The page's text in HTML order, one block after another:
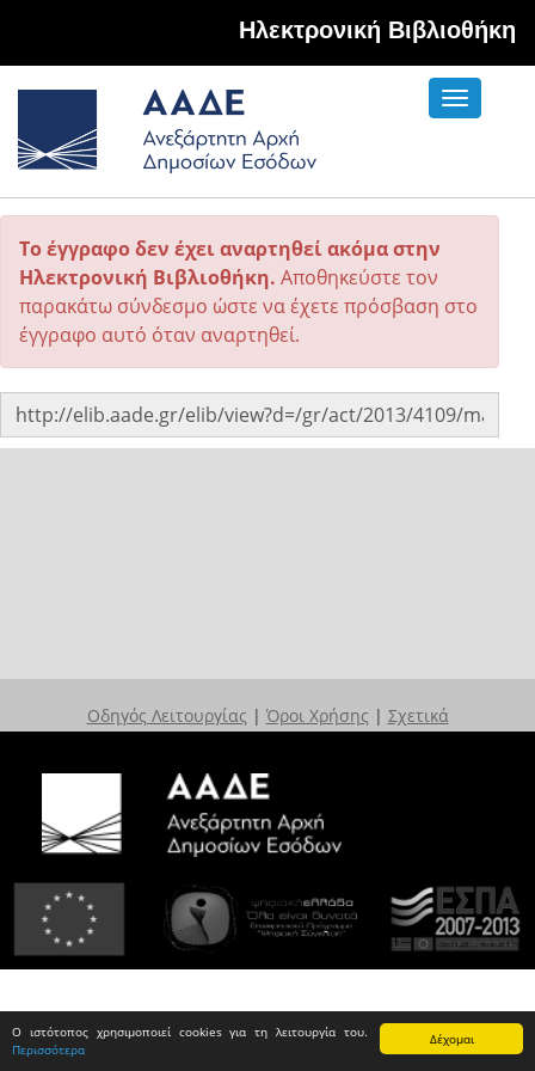
Δέχομαι
Ο ιστότοπος χρησιμοποιεί cookies για τη λειτουργία του.
Περισσότερα
Hλεκτρονική Βιβλιοθήκη
Toggle
Το έγγραφο δεν έχει αναρτηθεί ακόμα στην
Ηλεκτρονική Βιβλιοθήκη. Αποθηκεύστε τον
παρακάτω σύνδεσμο ώστε να έχετε πρόσβαση στο
έγγραφο αυτό όταν αναρτηθεί.
Οδηγός Λειτουργίας | Όροι Χρήσης | Σχετικά